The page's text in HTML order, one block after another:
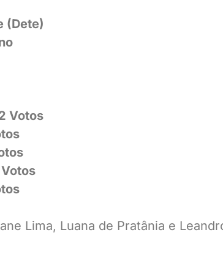
(Dete)
Votos
Lima, Luana de Pratânia e